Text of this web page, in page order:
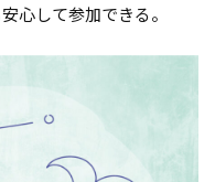
心して参加できる。